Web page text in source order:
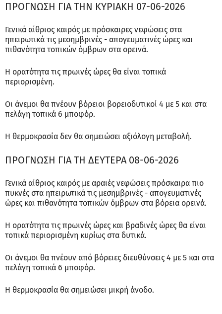
ΠΡΟΓΝΩΣΗ ΓΙΑ ΤΗΝ ΚΥΡΙΑΚΗ 07-06-2026
Γενικά αίθριος καιρός με πρόσκαιρες νεφώσεις στα
ηπειρωτικά τις μεσημβρινές - απογευματινές ώρες και
πιθανότητα τοπικών όμβρων στα ορεινά.
Η ορατότητα τις πρωινές ώρες θα είναι τοπικά
περιορισμένη.
Οι άνεμοι θα πνέουν βόρειοι βορειοδυτικοί 4 με 5 και στα
πελάγη τοπικά 6 μποφόρ.
Η θερμοκρασία δεν θα σημειώσει αξιόλογη μεταβολή.
ΠΡΟΓΝΩΣΗ ΓΙΑ ΤΗ ΔΕΥΤΕΡΑ 08-06-2026
Γενικά αίθριος καιρός με αραιές νεφώσεις πρόσκαιρα πιο
πυκνές στα ηπειρωτικά τις μεσημβρινές - απογευματινές
ώρες και πιθανότητα τοπικών όμβρων στα βόρεια ορεινά.
Η ορατότητα τις πρωινές ώρες και βραδινές ώρες θα είναι
τοπικά περιορισμένη κυρίως στα δυτικά.
Οι άνεμοι θα πνέουν από βόρειες διευθύνσεις 4 με 5 και στα
πελάγη τοπικά 6 μποφόρ.
Η θερμοκρασία θα σημειώσει μικρή άνοδο.